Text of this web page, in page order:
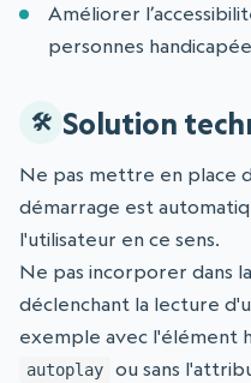
Améliorer
personnes
Solution
Ne pas mettre en place
démarrage est
l'utilisateur en ce sens.
Ne pas incorporer dans
déclenchant la lecture
exemple avec l'élément
autoplay ou sans